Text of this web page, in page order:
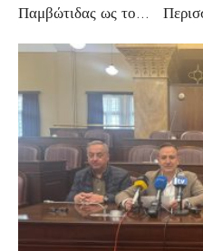
Παμβώτιδας ως το...